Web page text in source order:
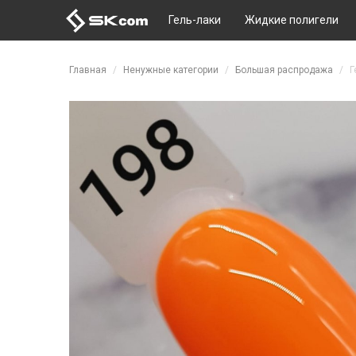
Гель-лаки Жидкие полигели
Главная Ненужные категории Большая распродажа